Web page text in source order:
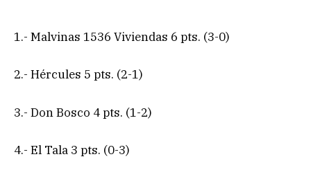
1.- Malvinas 1536 Viviendas 6 pts. (3-0)
2.- Hércules 5 pts. (2-1)
3.- Don Bosco 4 pts. (1-2)
4.- El Tala 3 pts. (0-3)